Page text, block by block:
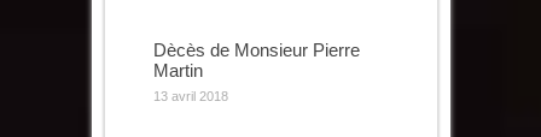
Dècès de Monsieur Pierre
Martin
13 avril 2018